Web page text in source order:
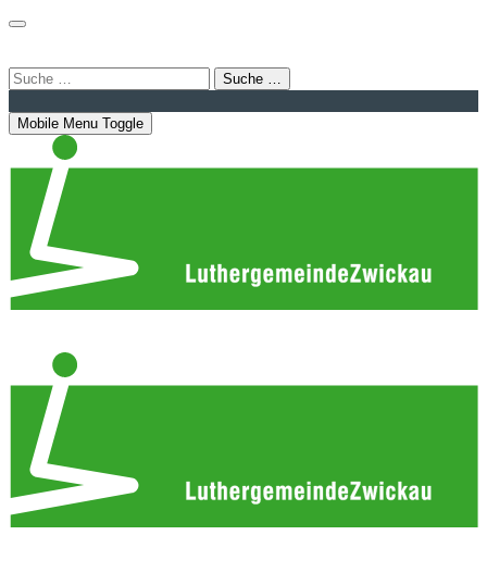
Suche …
Mobile Menu Toggle